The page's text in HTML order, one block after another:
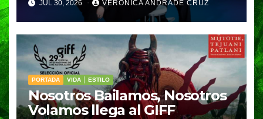
JUL 30, 2026 VERÓNICA ANDRADE CRUZ
PORTADA VIDA │ ESTILO
Nosotros Bailamos, Nosotros
Volamos llega al GIFF